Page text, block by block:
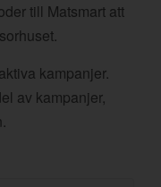
till Matsmart att
kampanjer.
av kampanjer,